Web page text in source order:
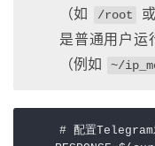
（如
/root 或
是普通用户运
（例如
~/
# 配置Telegram